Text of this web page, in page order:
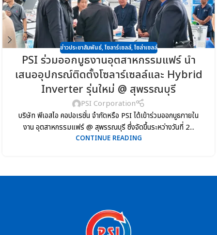
ข่าวประชาสัมพันธ์,โซลาร์เซลล์,โซล่าเซลล์
PSI ร่วมออกบูธงานอุตสาหกรรมแฟร์ นำ
เสนออุปกรณ์ติดตั้งโซลาร์เซลล์และ Hybrid
Inverter รุ่นใหม่ @ สุพรรณบุรี
PSI Corporation
บริษัท พีเอสไอ คอปอเรชั่น จำกัดหรือ PSI ได้เข้าร่วมออกบูธภายใน
งาน อุตสาหกรรมแฟร์ @ สุพรรณบุรี ซึ่งจัดขึ้นระหว่างวันที่ 2...
CONTINUE READING